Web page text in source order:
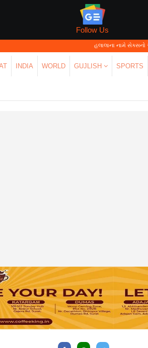
Follow Us
હલાલાના નામે સેક્સનો આરોપ:
INDIA WORLD GUJLISH SPORTS